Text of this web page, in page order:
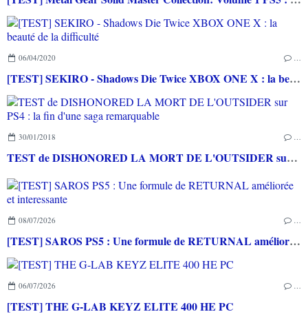
06/04/2020
[TEST] SEKIRO - Shadows Die Twice XBOX ONE X : la beauté de la difficulté
30/01/2018
TEST de DISHONORED LA MORT DE L'OUTSIDER sur PS4 : la fin d'une saga remarquable
08/07/2026
[TEST] SAROS PS5 : Une formule de RETURNAL améliorée et interessante
06/07/2026
[TEST] THE G-LAB KEYZ ELITE 400 HE PC